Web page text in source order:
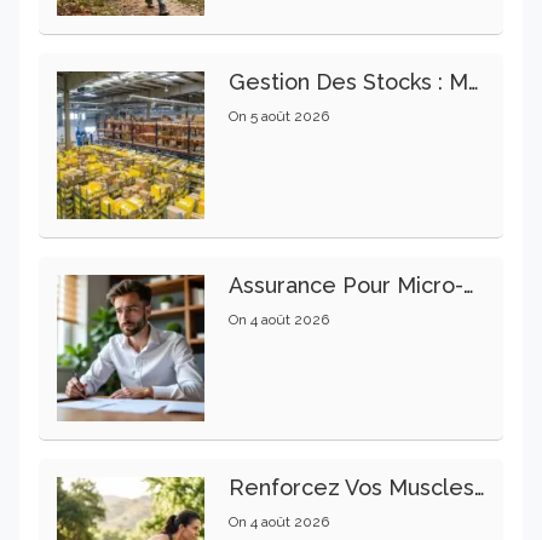
Gestion Des Stocks : Meilleures Pratiques Intralogistiques
On 5 août 2026
Assurance Pour Micro-Entrepreneur : Les Garanties Essentielles À Connaître
On 4 août 2026
Renforcez Vos Muscles Profonds Pour Apaiser Votre Mal De Dos
On 4 août 2026